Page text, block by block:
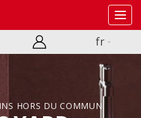
fr
HORS DU COMMUN